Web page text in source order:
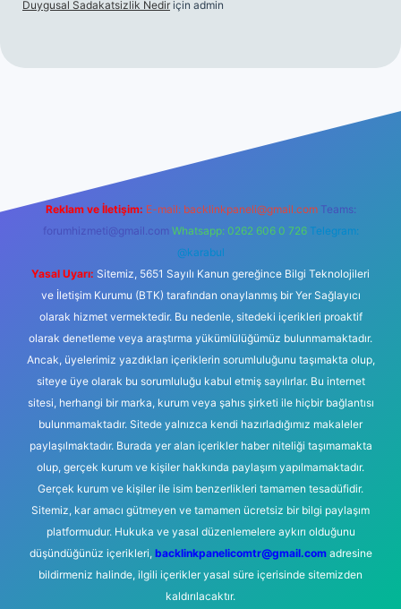
Duygusal Sadakatsizlik Nedir için admin
Reklam ve İletişim: E-mail: backlinkpaneli@gmail.com Teams:
forumhizmeti@gmail.com Whatsapp: 0262 606 0 726 Telegram:
@karabul
Yasal Uyarı: Sitemiz, 5651 Sayılı Kanun gereğince Bilgi Teknolojileri
ve İletişim Kurumu (BTK) tarafından onaylanmış bir Yer Sağlayıcı
olarak hizmet vermektedir. Bu nedenle, sitedeki içerikleri proaktif
olarak denetleme veya araştırma yükümlülüğümüz bulunmamaktadır.
Ancak, üyelerimiz yazdıkları içeriklerin sorumluluğunu taşımakta olup,
siteye üye olarak bu sorumluluğu kabul etmiş sayılırlar. Bu internet
sitesi, herhangi bir marka, kurum veya şahıs şirketi ile hiçbir bağlantısı
bulunmamaktadır. Sitede yalnızca kendi hazırladığımız makaleler
paylaşılmaktadır. Burada yer alan içerikler haber niteliği taşımamakta
olup, gerçek kurum ve kişiler hakkında paylaşım yapılmamaktadır.
Gerçek kurum ve kişiler ile isim benzerlikleri tamamen tesadüfidir.
Sitemiz, kar amacı gütmeyen ve tamamen ücretsiz bir bilgi paylaşım
platformudur. Hukuka ve yasal düzenlemelere aykırı olduğunu
düşündüğünüz içerikleri, backlinkpanelicomtr@gmail.comadresine
bildirmeniz halinde, ilgili içerikler yasal süre içerisinde sitemizden
kaldırılacaktır.